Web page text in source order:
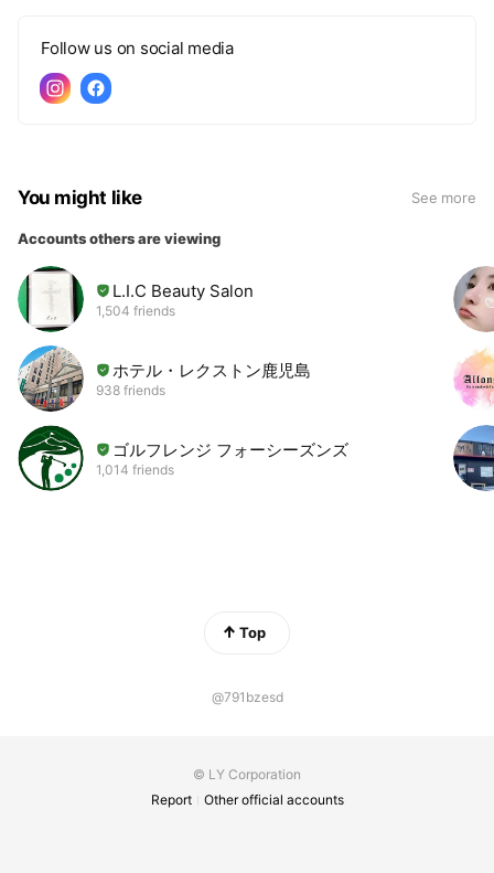
Follow us on social media
You might like See more
Accounts others are viewing
L.I.C Beauty Salon
1,504 friends
ホテル・レクストン鹿児島
938 friends
ゴルフレンジ フォーシーズンズ
1,014 friends
Top
@791bzesd
© LY Corporation
Report
Other official accounts